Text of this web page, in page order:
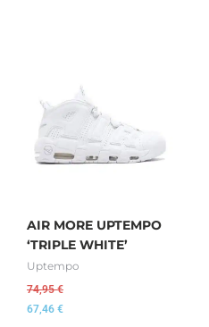
AIR MORE UPTEMPO
‘TRIPLE WHITE’
Uptempo
74,95€
67,46 €